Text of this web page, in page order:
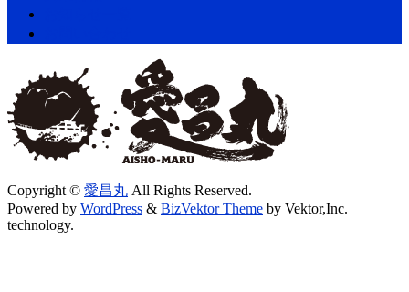
Copyright © 愛昌丸 All Rights Reserved.
Powered by WordPress & BizVektor Theme by Vektor,Inc.
technology.